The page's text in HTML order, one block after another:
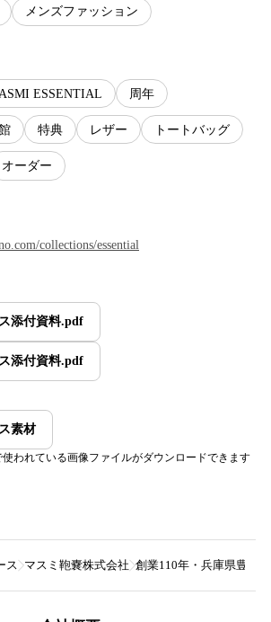
メンズファッション
ESSENTIAL 周年
特典 レザー トートバッグ
オーダー
collections/essential
添付資料.pdf
添付資料.pdf
素材
われている画像ファイルがダウンロードできます
ス マスミ鞄嚢株式会社 創業110年・兵庫県豊岡